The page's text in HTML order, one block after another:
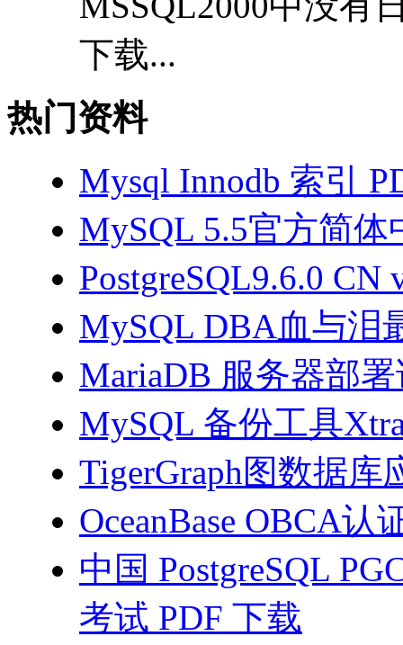
下载...
热门资料
Mysql Innodb 索引
MySQL 5.5官方简
PostgreSQL9.6.0 CN
MySQL DBA血与泪
MariaDB 服务器部
MySQL 备份工具
TigerGraph图数据库
OceanBase OBCA认
中国 PostgreSQL
考试 PDF 下载